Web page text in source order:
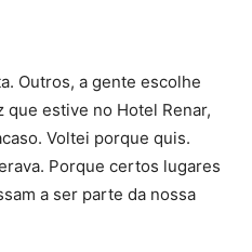
Outros, a gente escolhe
que estive no Hotel Renar,
Voltei porque quis.
Porque certos lugares
a ser parte da nossa